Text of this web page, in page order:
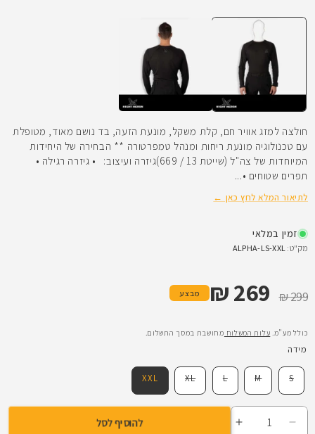
חולצה למזג אוויר חם, קלת משקל, מונעת הזעה, בד נושם מאוד, מטופלת
עם טכנולוגיה מונעת ריחות ומנהל טמפרטורה ** הבחירה של היחידות
המיוחדות של צה"ל (שייטת 13 / 669)גיזרה ועיצוב: • גיזרה רגילה •
תפרים שטוחים •...
לתיאור המלא לחץ כאן ←
זמין במלאי
מק"ט: ALPHA-LS-XXL
299 ₪
מחיר מבצע
269 ₪ מבצע
כולל מע"מ. עלות המשלוח מחושבת במסך התשלום.
מידה
Sוריאציה
מהמלאי
או
זמינה
Mוריאציה
מהמלאי
או
זמינה
Lוריאציה
מהמלאי
או
XLוריאציה
מהמלאי
או
XXL
הפחתת
הגדלת
להוסיף לסל